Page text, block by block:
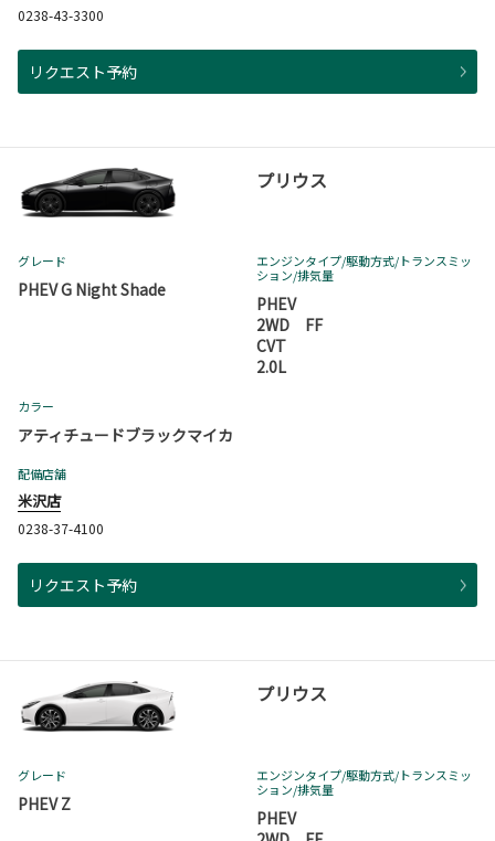
0238-43-3300
リクエスト予約
プリウス
グレード
PHEV G Night Shade
エンジンタイプ/駆動方式/トランスミッ
ション/排気量
PHEV
2WD FF
CVT
2.0L
カラー
アティチュードブラックマイカ
配備店舗
米沢店
0238-37-4100
リクエスト予約
プリウス
グレード
PHEV Z
エンジンタイプ/駆動方式/トランスミッ
ション/排気量
PHEV